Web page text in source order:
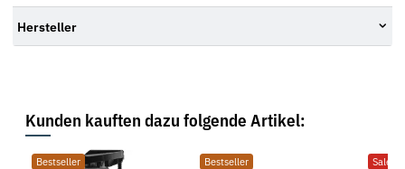
Hersteller
Kunden kauften dazu folgende Artikel:
Bestseller Bestseller Sale